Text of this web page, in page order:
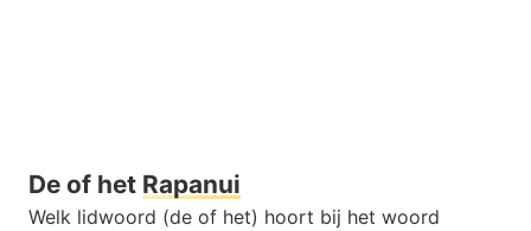
De of het Rapanui
Welk lidwoord (de of het) hoort bij het woord